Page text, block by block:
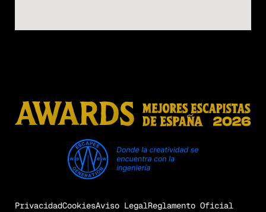
PrivacidadCookiesAviso LegalReglamento Oficial